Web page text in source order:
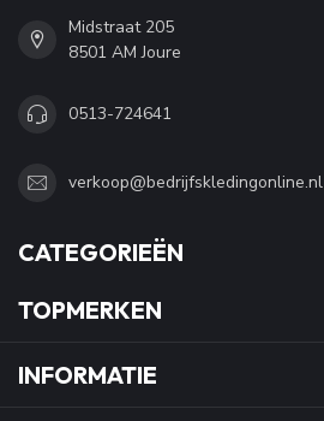
Midstraat 205
8501 AM Joure
0513-724641
verkoop@bedrijfskledingonline.nl
CATEGORIEËN
TOPMERKEN
INFORMATIE